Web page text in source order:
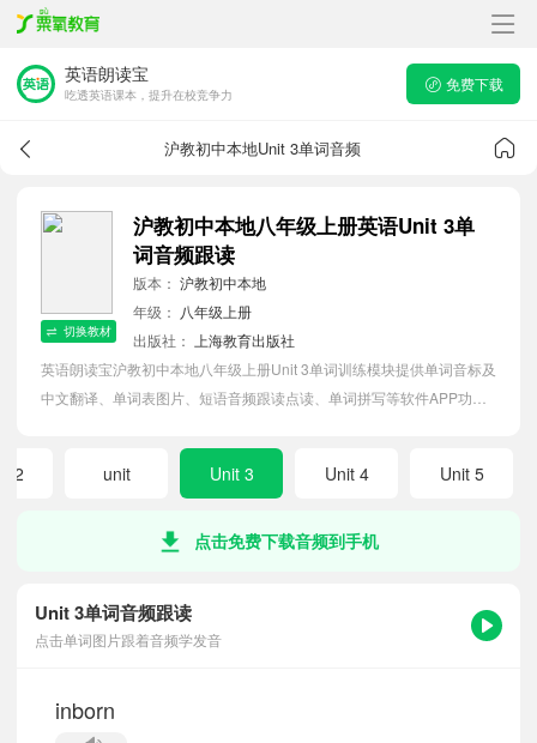
英语朗读宝
吃透英语课本，提升在校竞争力
免费下载
沪教初中本地Unit 3单词音频
切换教材
沪教初中本地八年级上册英语Unit 3单
词音频跟读
版本： 沪教初中本地
年级： 八年级上册
出版社：
上海教育出版社
英语朗读宝沪教初中本地八年级上册Unit 3单词训练模块提供单词音标及
中文翻译、单词表图片、短语音频跟读点读、单词拼写等软件APP功
2 unit Unit 3 Unit 4 Unit 5
点击免费下载音频到手机
Unit 3单词音频跟读
点击单词图片跟着音频学发音
inborn